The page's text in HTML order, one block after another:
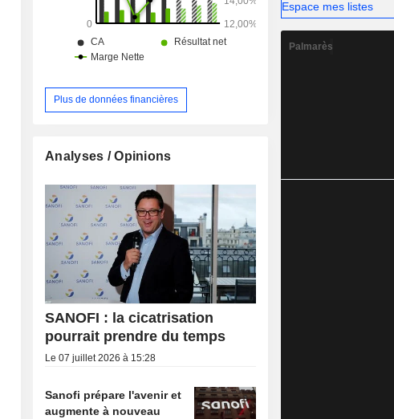
Plus de données financières
Analyses / Opinions
SANOFI : la cicatrisation
pourrait prendre du temps
Le 07 juillet 2026 à 15:28
Sanofi prépare l'avenir et
augmente à nouveau
Espace mes listes
Palmarès